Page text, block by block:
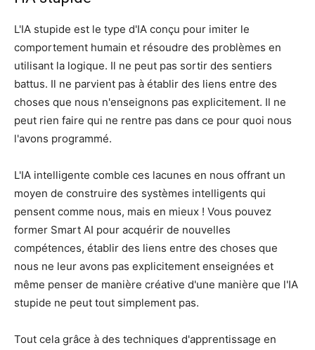
L'IA stupide est le type d'IA conçu pour imiter le
comportement humain et résoudre des problèmes en
utilisant la logique. Il ne peut pas sortir des sentiers
battus. Il ne parvient pas à établir des liens entre des
choses que nous n'enseignons pas explicitement. Il ne
peut rien faire qui ne rentre pas dans ce pour quoi nous
l'avons programmé.
L'IA intelligente comble ces lacunes en nous offrant un
moyen de construire des systèmes intelligents qui
pensent comme nous, mais en mieux ! Vous pouvez
former Smart AI pour acquérir de nouvelles
compétences, établir des liens entre des choses que
nous ne leur avons pas explicitement enseignées et
même penser de manière créative d'une manière que l'IA
stupide ne peut tout simplement pas.
Tout cela grâce à des techniques d'apprentissage en